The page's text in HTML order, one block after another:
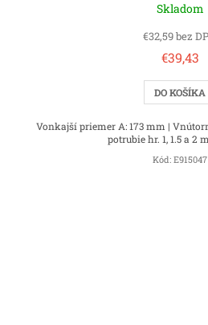
Skladom
€32,59 bez
€39,43
DO KOŠÍKA
Vonkajší priemer A: 173 mm |
potrubie hr. 1, 1.5 a 2
Kód: E915047